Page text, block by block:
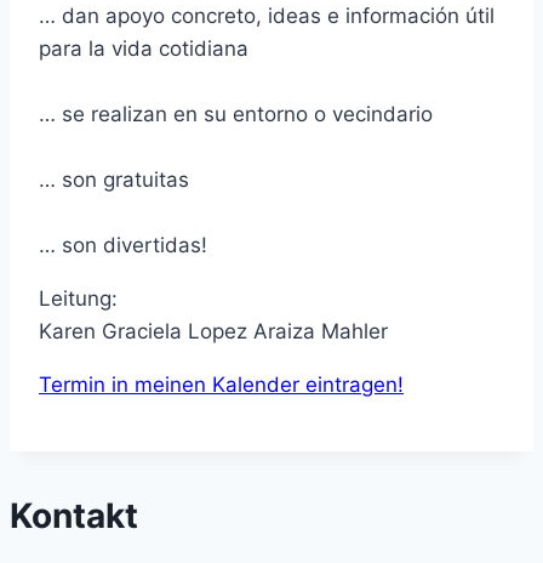
… dan apoyo concreto, ideas e información útil
para la vida cotidiana
… se realizan en su entorno o vecindario
… son gratuitas
… son divertidas!
Leitung:
Karen Graciela Lopez Araiza Mahler
Termin in meinen Kalender eintragen!
Kontakt